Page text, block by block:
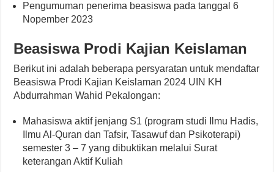
Pengumuman penerima beasiswa pada tanggal 6
Nopember 2023
Beasiswa Prodi Kajian Keislaman
Berikut ini adalah beberapa persyaratan untuk mendaftar
Beasiswa Prodi Kajian Keislaman 2024 UIN KH
Abdurrahman Wahid Pekalongan:
Mahasiswa aktif jenjang S1 (program studi Ilmu Hadis,
Ilmu Al-Quran dan Tafsir, Tasawuf dan Psikoterapi)
semester 3 – 7 yang dibuktikan melalui Surat
keterangan Aktif Kuliah